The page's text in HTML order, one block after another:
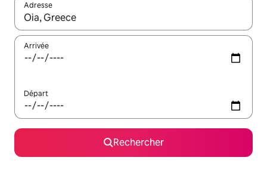
Adresse
Lorsque les résultats s'affichent, utilisez les flèches vers le
Arrivée
Départ
Rechercher